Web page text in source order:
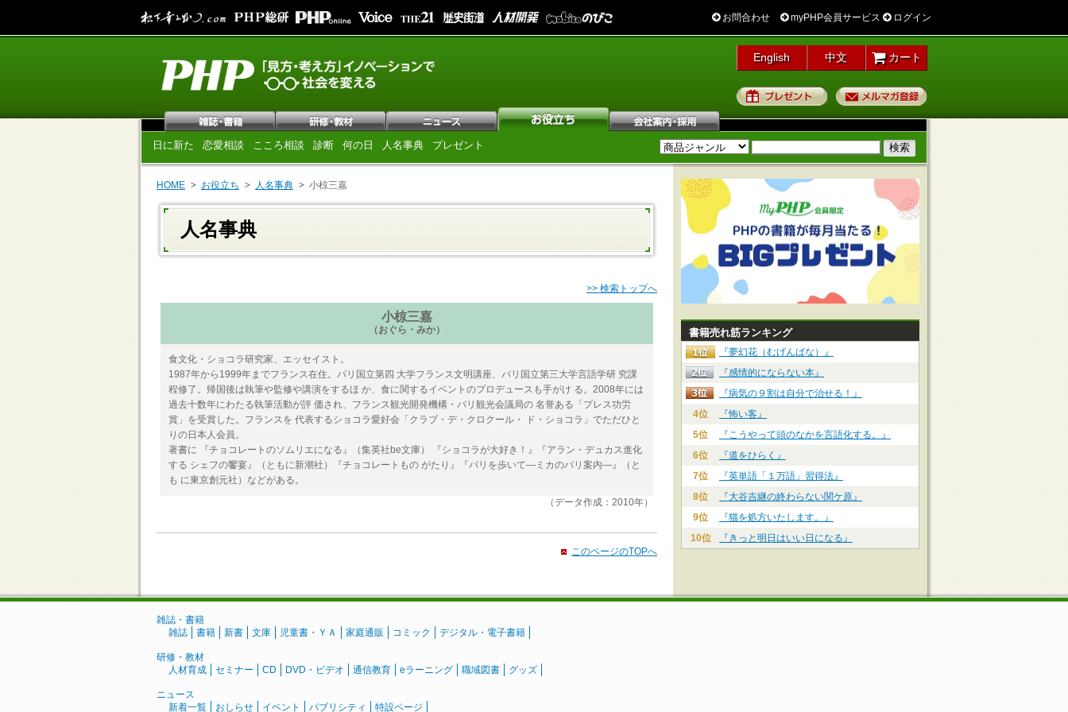
お問合わせ myPHP会員サービス ログイン
English 中文 カート
プレゼント
日に新た 恋愛相談 こころ相談 診断 何の日 人名事典 プレゼント
HOME お役立ち 人名事典 小椋三嘉
人名事典
>> 検索トップへ
小椋三嘉
（おぐら・みか）
食文化・ショコラ研究家、エッセイスト。
1987年から1999年までフランス在住。パリ国立第四 大学フランス文明講座、パリ国立第三大学言語学研 究課
程修了。帰国後は執筆や監修や講演をするほ か、食に関するイベントのプロデュースも手がけ る。2008年には
過去十数年にわたる執筆活動が評 価され、フランス観光開発機構・パリ観光会議局の 名誉ある「プレス功労
賞」を受賞した。フランスを 代表するショコラ愛好会「クラブ・デ・クロクール・ ド・ショコラ」でただひと
りの日本人会員。
著書に 『チョコレートのソムリエになる』（集英社be文庫） 『ショコラが大好き！』『アラン・デュカス進化
する シェフの饗宴』（ともに新潮社）『チョコレートもの がたり』『パリを歩いて―ミカのパリ案内―』（と
も に東京創元社）などがある。
（データ作成：2010年）
このページのTOPへ
書籍売れ筋ランキング
『夢幻花（むげんばな）』
『感情的にならない本』
『病気の９割は自分で治せる！』
4位
『怖い客』
5位
『こうやって頭のなかを言語化する。』
6位
『道をひらく』
7位
『英単語「１万語」習得法』
8位
『大谷吉継の終わらない関ケ原』
9位
『猫を処方いたします。』
10位
『きっと明日はいい日になる』
雑誌・書籍
雑誌
書籍 新書 文庫 児童書・ＹＡ 家庭通販 コミック デジタル・電子書籍
研修・教材
人材育成
セミナー CD DVD・ビデオ 通信教育 eラーニング 職域図書 グッズ
ニュース
新着一覧
おしらせ イベント パブリシティ 特設ページ